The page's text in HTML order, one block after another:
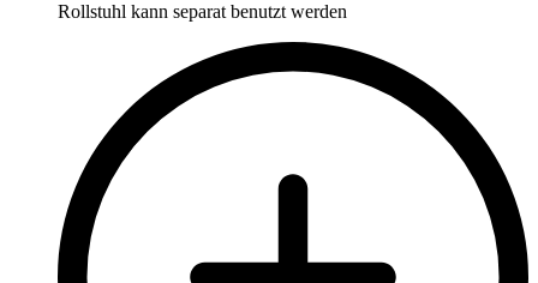
Rollstuhl kann separat benutzt werden